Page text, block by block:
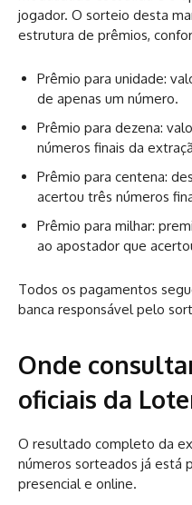
jogador. O sorteio desta
estrutura de prêmios,
Prêmio para unidade:
de apenas um número.
Prêmio para dezena:
números finais da
Prêmio para centena:
acertou três números
Prêmio para milhar:
ao apostador que
Todos os pagamentos
banca responsável pelo
Onde
oficiais da
O resultado completo da
números sorteados já está
presencial e online.